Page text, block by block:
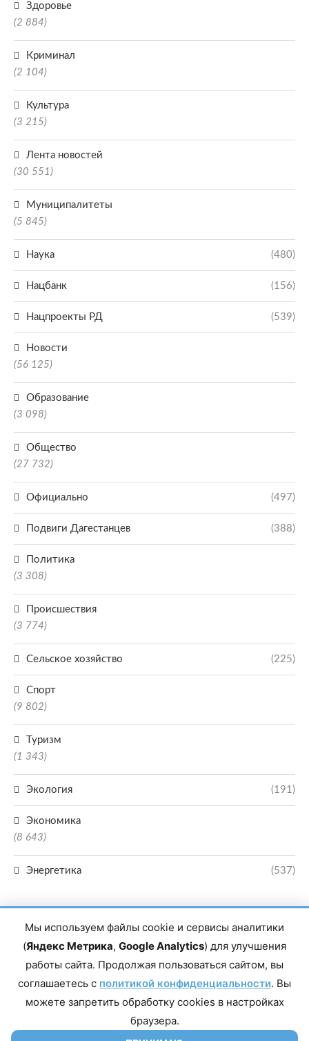
Здоровье
(2 884)
Криминал
(2 104)
Культура
(3 215)
Лента новостей
(30 551)
Муниципалитеты
(5 845)
Наука (480)
Нацбанк (156)
Нацпроекты РД (539)
Новости
(56 125)
Образование
(3 098)
Общество
(27 732)
Официально (497)
Подвиги Дагестанцев (388)
Политика
(3 308)
Происшествия
(3 774)
Сельское хозяйство (225)
Спорт
(9 802)
Туризм
(1 343)
Экология (191)
Экономика
(8 643)
Энергетика (537)
Главный редактор сетевого издания Магомаев Тимур Нухович. Контакты
редакции: 8(988)-292-94-34 Почта: vestiskfo@gmail.com По вопросам
Дагестан, г. Махачкала, пр-т Насрутдинова, д. 1а. Все права защищены.
Копирование и использование полных материалов запрещено, частичное
цитирование возможно только при условии гиперссылки на сайт mirmol.ru.
Мы используем файлы cookie и сервисы аналитики
(Яндекс Метрика, Google Analytics) для улучшения
работы сайта. Продолжая пользоваться сайтом, вы
соглашаетесь с политикой конфиденциальности. Вы
можете запретить обработку cookies в настройках
браузера.